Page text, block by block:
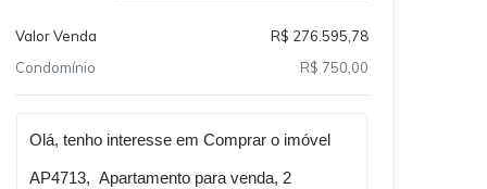
Valor Venda
R$ 276.595,78
Condomínio
R$ 750,00